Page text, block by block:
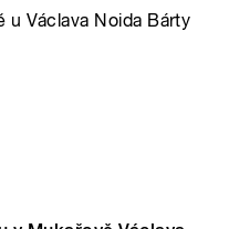
u Václava Noida Bárty